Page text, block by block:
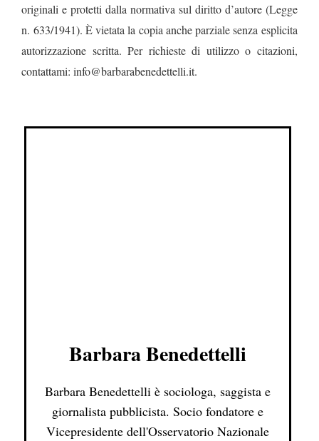
originali e protetti dalla normativa sul diritto d’autore (Legge
n. 633/1941). È vietata la copia anche parziale senza esplicita
autorizzazione scritta. Per richieste di utilizzo o citazioni,
contattami: info@barbarabenedettelli.it.
Barbara Benedettelli
Barbara Benedettelli è sociologa, saggista e
giornalista pubblicista. Socio fondatore e
Vicepresidente dell'Osservatorio Nazionale